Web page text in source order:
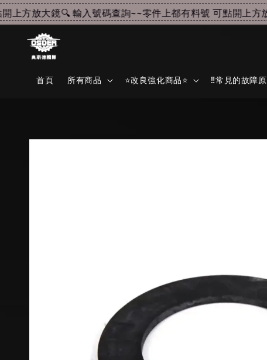
方放大鏡🔍 輸入號碼查詢~~零件上都有料號 可點開上方放
首頁 所有商品 ⭐改良強化商品⭐ ‼️常見的故障